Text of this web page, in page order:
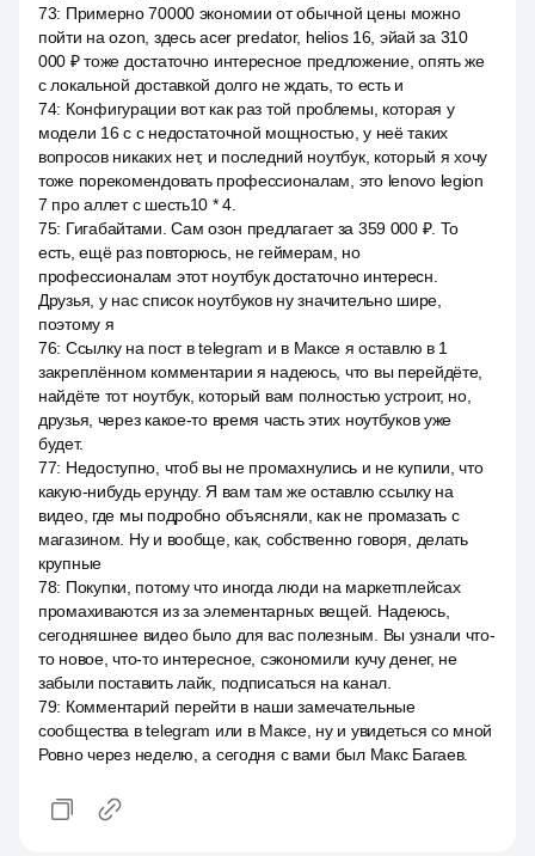
73: Примерно 70000 экономии от обычной цены можно
пойти на ozon, здесь acer predator, helios 16, эйай за 310
000 ₽ тоже достаточно интересное предложение, опять же
с локальной доставкой долго не ждать, то есть и
74: Конфигурации вот как раз той проблемы, которая у
модели 16 с с недостаточной мощностью, у неё таких
вопросов никаких нет, и последний ноутбук, который я хочу
тоже порекомендовать профессионалам, это lenovo legion
7 про аллет с шесть10 * 4.
75: Гигабайтами. Сам озон предлагает за 359 000 ₽. То
есть, ещё раз повторюсь, не геймерам, но
профессионалам этот ноутбук достаточно интересн.
Друзья, у нас список ноутбуков ну значительно шире,
поэтому я
76: Ссылку на пост в telegram и в Максе я оставлю в 1
закреплённом комментарии я надеюсь, что вы перейдёте,
найдёте тот ноутбук, который вам полностью устроит, но,
друзья, через какое-то время часть этих ноутбуков уже
будет.
77: Недоступно, чтоб вы не промахнулись и не купили, что
какую-нибудь ерунду. Я вам там же оставлю ссылку на
видео, где мы подробно объясняли, как не промазать с
магазином. Ну и вообще, как, собственно говоря, делать
крупные
78: Покупки, потому что иногда люди на маркетплейсах
промахиваются из за элементарных вещей. Надеюсь,
сегодняшнее видео было для вас полезным. Вы узнали что-
то новое, что-то интересное, сэкономили кучу денег, не
забыли поставить лайк, подписаться на канал.
79: Комментарий перейти в наши замечательные
сообщества в telegram или в Максе, ну и увидеться со мной
Ровно через неделю, а сегодня с вами был Макс Багаев.